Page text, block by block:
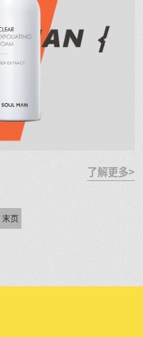
了解更多>
末页